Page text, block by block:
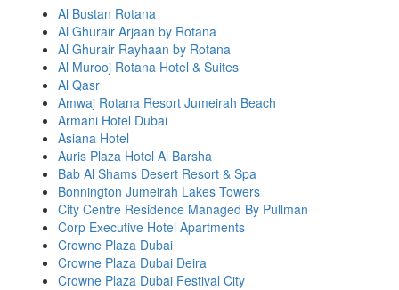
Al Bustan Rotana
Al Ghurair Arjaan by Rotana
Al Ghurair Rayhaan by Rotana
Al Murooj Rotana Hotel & Suites
Al Qasr
Amwaj Rotana Resort Jumeirah Beach
Armani Hotel Dubai
Asiana Hotel
Auris Plaza Hotel Al Barsha
Bab Al Shams Desert Resort & Spa
Bonnington Jumeirah Lakes Towers
City Centre Residence Managed By Pullman
Corp Executive Hotel Apartments
Crowne Plaza Dubai
Crowne Plaza Dubai Deira
Crowne Plaza Dubai Festival City